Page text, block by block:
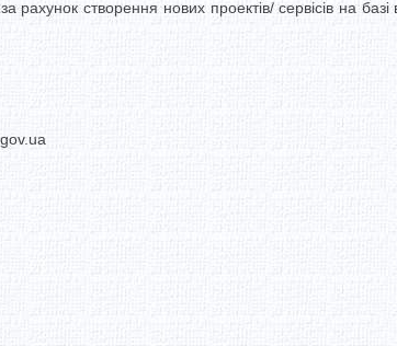
рахунок створення нових проектів/ сервісів на